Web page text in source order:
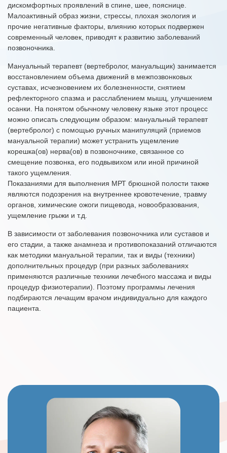
дискомфортных проявлений в спине, шее, пояснице.
Малоактивный образ жизни, стрессы, плохая экология и
прочие негативные факторы, влиянию которых подвержен
современный человек, приводят к развитию заболеваний
позвоночника.
Мануальный терапевт (вертебролог, мануальщик) занимается
восстановлением объема движений в межпозвонковых
суставах, исчезновением их болезненности, снятием
рефлекторного спазма и расслаблением мышц, улучшением
осанки. На понятом обычному человеку языке этот процесс
можно описать следующим образом: мануальный терапевт
(вертебролог) с помощью ручных манипуляций (приемов
мануальной терапии) может устранить ущемление
корешка(ов) нерва(ов) в позвоночнике, связанное со
смещение позвонка, его подвывихом или иной причиной
такого ущемления.
Показаниями для выполнения МРТ брюшной полости также
являются подозрения на внутреннее кровотечение, травму
органов, химические ожоги пищевода, новообразования,
ущемление грыжи и т.д.
В зависимости от заболевания позвоночника или суставов и
его стадии, а также анамнеза и противопоказаний отличаются
как методики мануальной терапии, так и виды (техники)
дополнительных процедур (при разных заболеваниях
применяются различные техники лечебного массажа и виды
процедур физиотерапии). Поэтому программы лечения
подбираются лечащим врачом индивидуально для каждого
пациента.